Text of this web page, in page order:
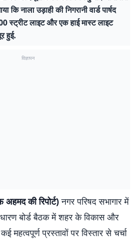
कि नाला उड़ाही की निगरानी वार्ड पार्षद
स्ट्रीट लाइट और एक हाई मास्ट लाइट
हुई.
विज्ञापन
की रिपोर्ट)नगर परिषद सभागार में
बोर्ड बैठक में शहर के विकास और
प्रस्तावों पर विस्तार से चर्चा